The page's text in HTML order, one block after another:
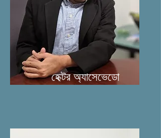
হেক্টর অ্যাসেভেডো